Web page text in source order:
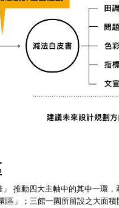
」 推動四大主軸中的其中一環
區」；三館一園所留設之大面